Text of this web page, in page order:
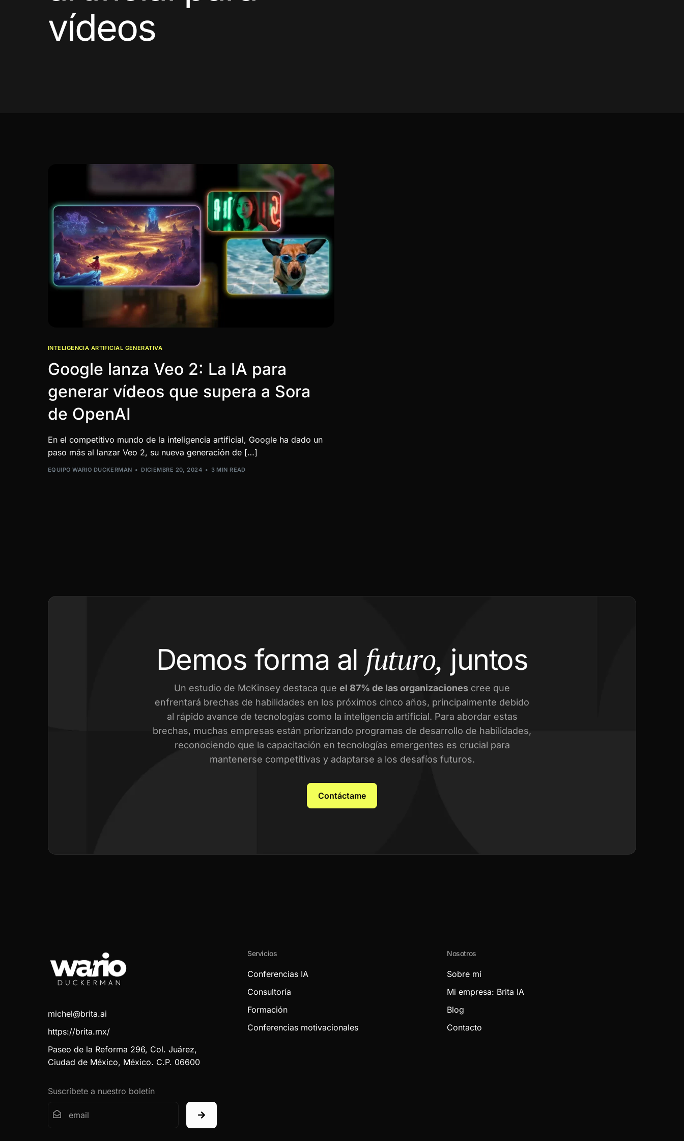
vídeos
INTELIGENCIA ARTIFICIAL GENERATIVA
Google lanza Veo 2: La IA para
generar vídeos que supera a Sora
de OpenAI
En el competitivo mundo de la inteligencia artificial, Google ha dado un
paso más al lanzar Veo 2, su nueva generación de […]
EQUIPO WARIO DUCKERMAN DICIEMBRE 20, 2024 3 MIN READ
Demos forma al futuro, juntos
Un estudio de McKinsey destaca que el 87% de las organizaciones cree que
enfrentará brechas de habilidades en los próximos cinco años, principalmente debido
al rápido avance de tecnologías como la inteligencia artificial. Para abordar estas
brechas, muchas empresas están priorizando programas de desarrollo de habilidades,
reconociendo que la capacitación en tecnologías emergentes es crucial para
mantenerse competitivas y adaptarse a los desafíos futuros.
Contáctame
michel@brita.ai
https://brita.mx/
Paseo de la Reforma 296, Col. Juárez,
Ciudad de México, México. C.P. 06600
Suscríbete a nuestro boletín
Servicios
Conferencias IA
Consultoría
Formación
Conferencias motivacionales
Nosotros
Sobre mí
Mi empresa: Brita IA
Blog
Contacto